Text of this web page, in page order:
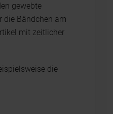
gewebte
die Bändchen am
mit zeitlicher
die